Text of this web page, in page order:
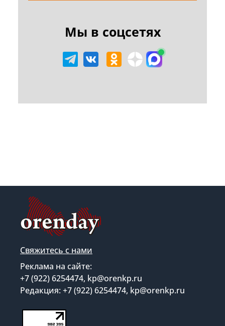
Мы в соцсетях
Свяжитесь с нами
Реклама на сайте:
+7 (922) 6254474, kp@orenkp.ru
Редакция: +7 (922) 6254474, kp@orenkp.ru